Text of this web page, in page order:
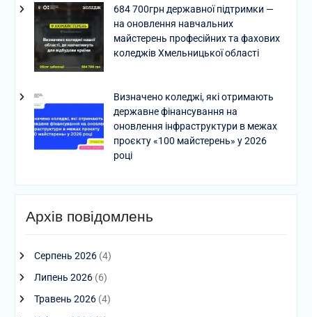
684 700грн державної підтримки —
на оновлення навчальних
майстерень професійних та фахових
коледжів Хмельницької області
Визначено коледжі, які отримають
державне фінансування на
оновлення інфраструктури в межах
проєкту «100 майстерень» у 2026
році
Архів повідомлень
Серпень 2026(4)
Липень 2026(6)
Травень 2026(4)